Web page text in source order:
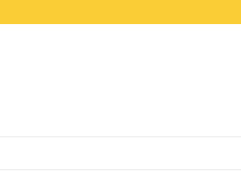
X5 с мотором B58 и запасом хода 1000 км